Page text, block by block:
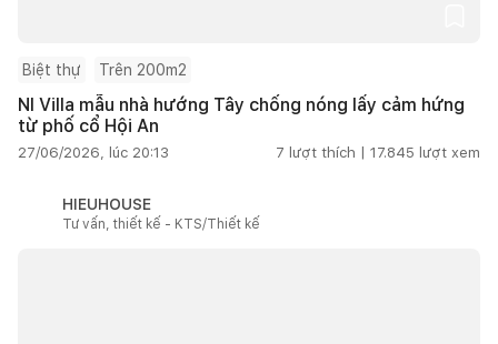
Biệt thự Trên 200m2
NI Villa mẫu nhà hướng Tây chống nóng lấy cảm hứng
từ phố cổ Hội An
27/06/2026, lúc 20:13 7 lượt thích | 17.845 lượt xem
HIEUHOUSE
Tư vấn, thiết kế - KTS/Thiết kế